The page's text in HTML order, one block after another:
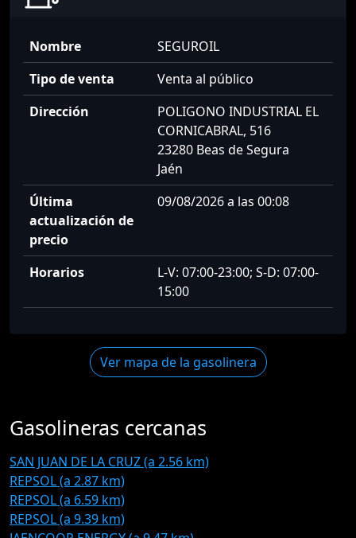
Nombre
SEGUROIL
Tipo de venta
Venta al público
Dirección
POLIGONO INDUSTRIAL EL
CORNICABRAL, 516
23280 Beas de Segura
Jaén
Última
actualización de
precio
09/08/2026 a las 00:08
Horarios
L-V: 07:00-23:00; S-D: 07:00-
15:00
Ver mapa de la gasolinera
Gasolineras cercanas
SAN JUAN DE LA CRUZ (a 2.56 km)
REPSOL (a 2.87 km)
REPSOL (a 6.59 km)
REPSOL (a 9.39 km)